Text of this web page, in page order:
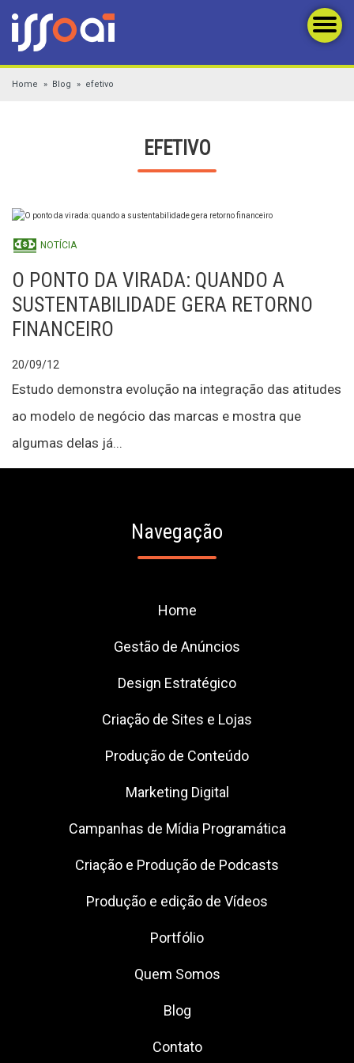
Home Blog efetivo
EFETIVO
NOTÍCIA
O PONTO DA VIRADA: QUANDO A
SUSTENTABILIDADE GERA RETORNO
FINANCEIRO
20/09/12
Estudo demonstra evolução na integração das atitudes
ao modelo de negócio das marcas e mostra que
algumas delas já...
Navegação
Home
Gestão de Anúncios
Design Estratégico
Criação de Sites e Lojas
Produção de Conteúdo
Marketing Digital
Campanhas de Mídia Programática
Criação e Produção de Podcasts
Produção e edição de Vídeos
Portfólio
Quem Somos
Blog
Contato